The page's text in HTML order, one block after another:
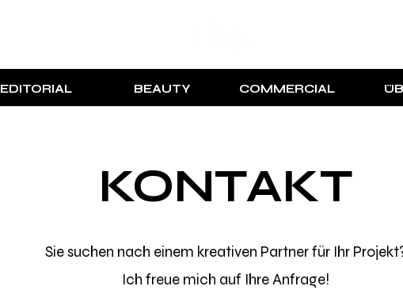
EDITORIAL BEAUTY COMMERCIAL
KONTAKT
Sie suchen nach einem kreativen Partner für Ihr
Ich freue mich auf Ihre Anfrage!